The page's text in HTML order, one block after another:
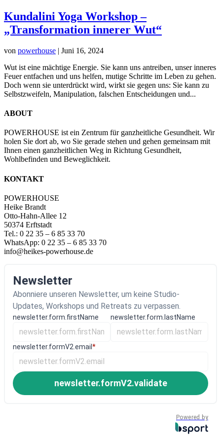
Kundalini Yoga Workshop –
„Transformation innerer Wut“
von powerhouse | Juni 16, 2024
Wut ist eine mächtige Energie. Sie kann uns antreiben, unser inneres
Feuer entfachen und uns helfen, mutige Schritte im Leben zu gehen.
Doch wenn sie unterdrückt wird, wirkt sie gegen uns: Sie kann zu
Selbstzweifeln, Manipulation, falschen Entscheidungen und...
ABOUT
POWERHOUSE ist ein Zentrum für ganzheitliche Gesundheit. Wir
holen Sie dort ab, wo Sie gerade stehen und gehen gemeinsam mit
Ihnen einen ganzheitlichen Weg in Richtung Gesundheit,
Wohlbefinden und Beweglichkeit.
KONTAKT
POWERHOUSE
Heike Brandt
Otto-Hahn-Allee 12
50374 Erftstadt
Tel.: 0 22 35 – 6 85 33 70
WhatsApp: 0 22 35 – 6 85 33 70
info@heikes-powerhouse.de
Newsletter
Abonniere unseren Newsletter, um keine Studio-
Updates, Workshops und Retreats zu verpassen.
newsletter.form.firstName newsletter.form.lastName
newsletter.formV2.email *
newsletter.formV2.validate
Powered by